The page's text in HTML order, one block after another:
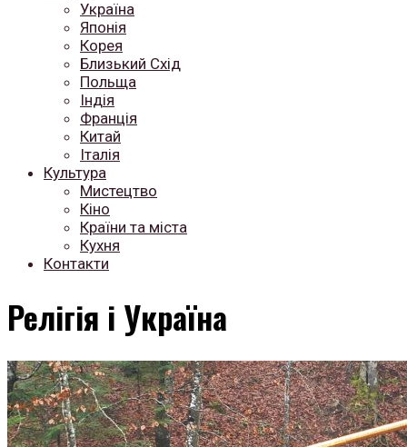
Україна
Японія
Корея
Близький Схід
Польща
Індія
Франція
Китай
Італія
Культура
Мистецтво
Кіно
Країни та міста
Кухня
Контакти
Релігія і Україна